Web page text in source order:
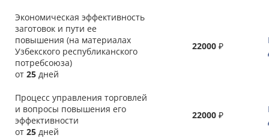
Экономическая эффективность
заготовок и пути ее
повышения (на материалах
Узбекского республиканского
потребсоюза)
от 25 дней
22000 ₽
Процесс управления торговлей
и вопросы повышения его
эффективности
от 25 дней
22000 ₽